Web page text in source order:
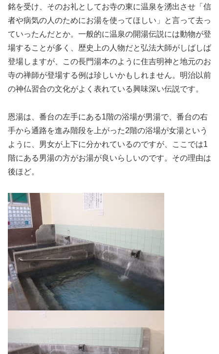
銘を受け、そのお礼としてお寺の東に温泉を湧出させ「信
者や病気の人のためにお湯を使ってほしい」と言って去っ
ていったんだとか。一般的に温泉の開湯伝説には動物が登
場することが多く、歴史上の人物だと弘法大師がしばしば
登場しますが、この長門湯本のように住吉明神と地元のお
寺の禅師が登場する例は珍しいかもしれません。明治以前
の神仏習合の文化がよく表れている興味深い伝説です。
恩湯は、番台の左手にある1階の浴場が男湯で、番台の右
手から通路を進み階段を上がった2階の浴場が女湯という
ように、男女が上下に分かれているのですが、ここでは1
階にある男湯の方がお湯が良いらしいのです。その理由は
後ほど。